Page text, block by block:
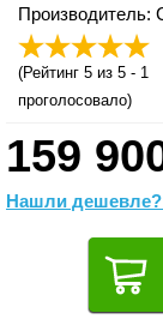
Производитель:
(Рейтинг 5 из 5 - 1
проголосовало)
159
Нашли дешевле?